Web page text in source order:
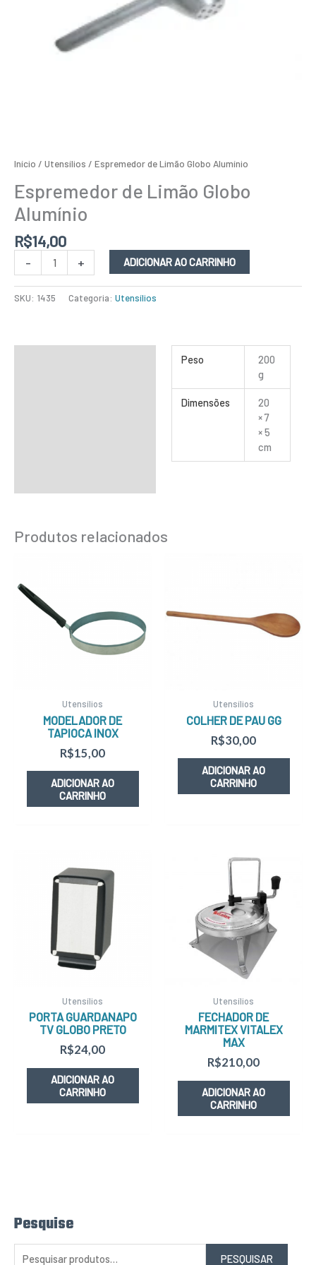
Pesquise
P
e
PESQUISAR
Início / Utensílios / Espremedor de Limão Globo Alumínio
Espremedor de Limão Globo
Alumínio
R$14,00
- + ADICIONAR AO CARRINHO
SKU: 1435 Categoria: Utensílios
Peso
200
g
Dimensões
20
× 7
× 5
cm
Produtos relacionados
Utensílios
MODELADOR DE
TAPIOCA INOX
R$15,00
ADICIONAR AO
CARRINHO
Utensílios
COLHER DE PAU GG
R$30,00
ADICIONAR AO
CARRINHO
Utensílios
PORTA GUARDANAPO
TV GLOBO PRETO
R$24,00
ADICIONAR AO
CARRINHO
Utensílios
FECHADOR DE
MARMITEX VITALEX
MAX
R$210,00
ADICIONAR AO
CARRINHO